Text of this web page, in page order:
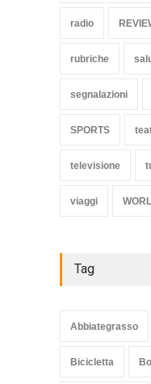
radio
rubriche
segnalazioni
SPORTS
televisione
viaggi
Tag
Abbiategrasso
Bicicletta